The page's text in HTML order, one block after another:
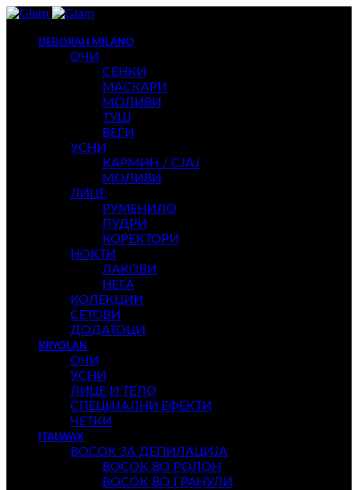
DEBORAH MILANO
ОЧИ
СЕНКИ
МАСКАРИ
МОЛИВИ
ТУШ
ВЕЃИ
УСНИ
КАРМИН / СЈАЈ
МОЛИВИ
ЛИЦЕ
РУМЕНИЛО
ПУДРИ
КОРЕКТОРИ
НОКТИ
ЛАКОВИ
НЕГА
КОЛЕКЦИИ
СЕТОВИ
ДОДАТОЦИ
KRYOLAN
ОЧИ
УСНИ
ЛИЦЕ И ТЕЛО
СПЕЦИЈАЛНИ ЕФЕКТИ
ЧЕТКИ
ITALWAX
ВОСОК ЗА ДЕПИЛАЦИЈА
ВОСОК ВО РОЛОН
ВОСОК ВО ГРАНУЛИ